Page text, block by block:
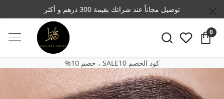
توصيل مجاناً عند شرائك بقيمة 300 درهم و أكثر
0
‎%‎خصم 10 ، SALE10 كود الخصم